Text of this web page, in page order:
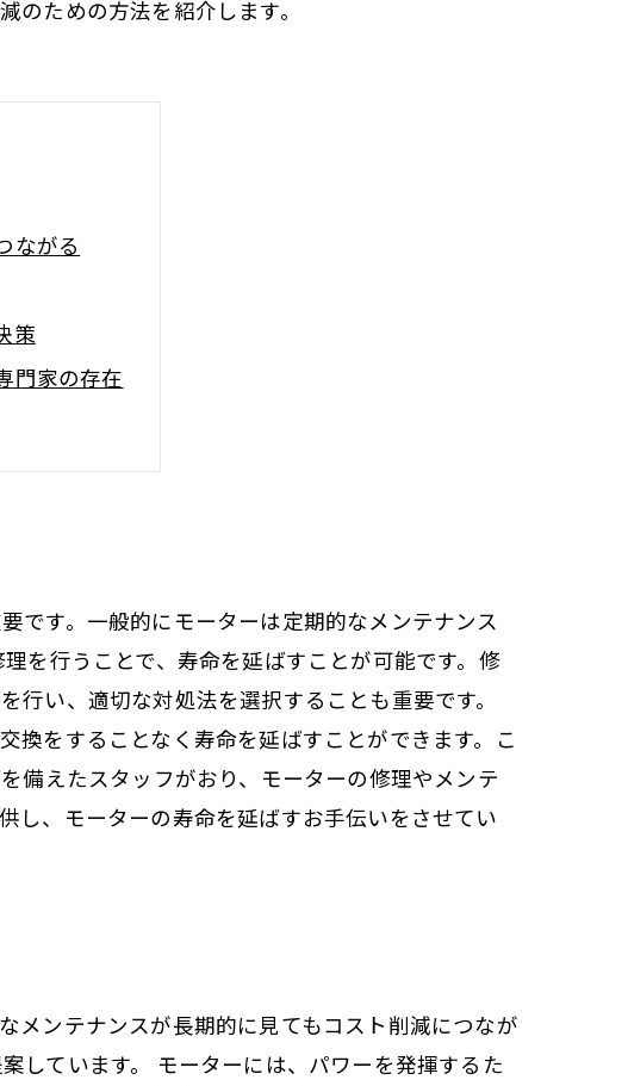
ための方法を紹介します。
ながる
策
門家の存在
です。一般的にモーターは定期的なメンテナンス
を行うことで、寿命を延ばすことが可能です。修
い、適切な対処法を選択することも重要です。
換をすることなく寿命を延ばすことができます。こ
備えたスタッフがおり、モーターの修理やメンテ
し、モーターの寿命を延ばすお手伝いをさせてい
メンテナンスが長期的に見てもコスト削減につなが
しています。 モーターには、パワーを発揮するた